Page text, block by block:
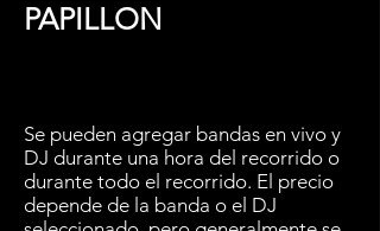
PAPILLON
Se pueden agregar bandas en vivo y
DJ durante una hora del recorrido o
durante todo el recorrido. El precio
depende de la banda o el DJ